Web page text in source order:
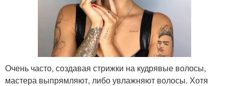
Очень часто, создавая стрижки на кудрявые волосы,
мастера выпрямляют, либо увлажняют волосы. Хотя